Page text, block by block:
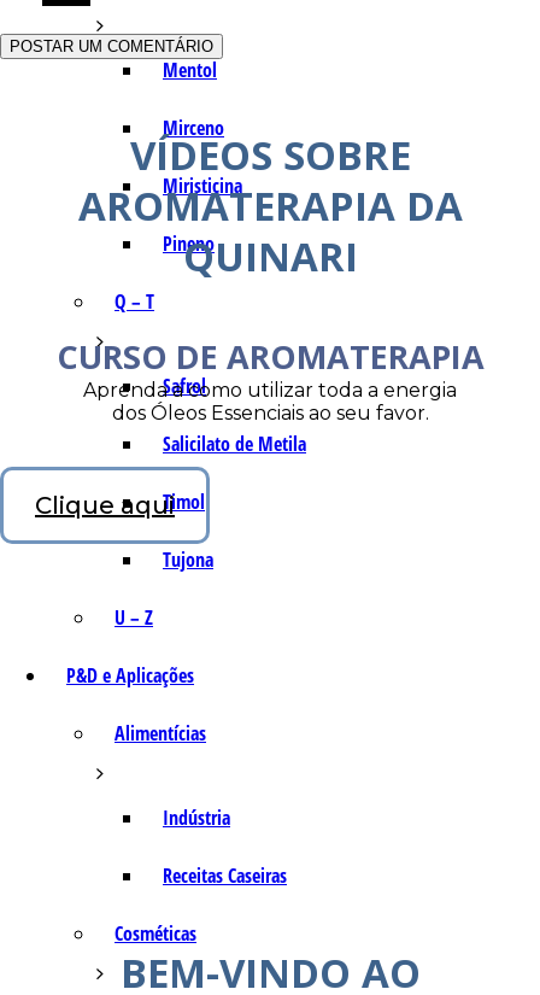
Mentol
Mirceno
Miristicina
Pineno
Q – T
Safrol
Salicilato de Metila
Timol
Tujona
U – Z
P&D e Aplicações
Alimentícias
Indústria
Receitas Caseiras
Cosméticas
VÍDEOS SOBRE
AROMATERAPIA DA
QUINARI
CURSO DE AROMATERAPIA
Aprenda a como utilizar toda a energia
dos Óleos Essenciais ao seu favor.
Clique aqui
BEM-VINDO AO